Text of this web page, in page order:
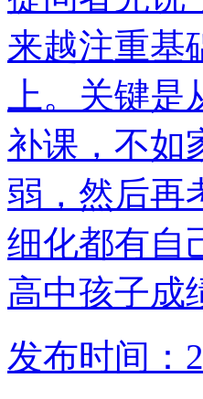
来越注重基
上。关键
补课，不如
弱，然后再
细化都有自
高中孩子成
发布时间：